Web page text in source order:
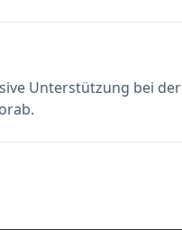
Unterstützung bei der